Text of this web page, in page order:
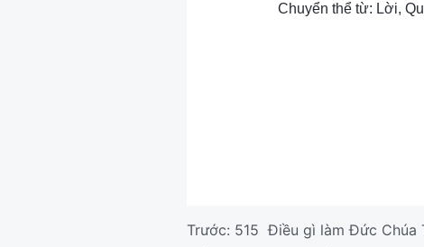
Chuyển thể từ: Lời,
Trước: 515 Điều gì làm Đức Chúa